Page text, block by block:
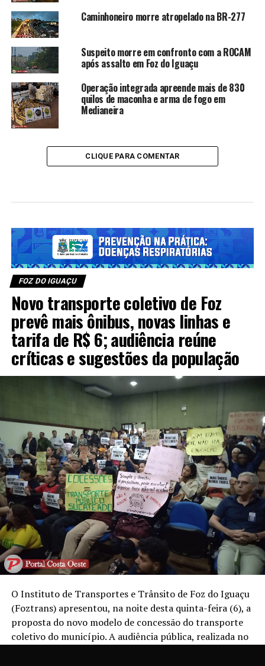
Caminhoneiro morre atropelado na BR-277
Suspeito morre em confronto com a ROCAM
após assalto em Foz do Iguaçu
Operação integrada apreende mais de 830
quilos de maconha e arma de fogo em
Medianeira
CLIQUE PARA COMENTAR
FOZ DO IGUAÇU
Novo transporte coletivo de Foz
prevê mais ônibus, novas linhas e
tarifa de R$ 6; audiência reúne
críticas e sugestões da população
O Instituto de Transportes e Trânsito de Foz do Iguaçu
(Foztrans) apresentou, na noite desta quinta-feira (6), a
proposta do novo modelo de concessão do transporte
coletivo do município. A audiência pública, realizada no